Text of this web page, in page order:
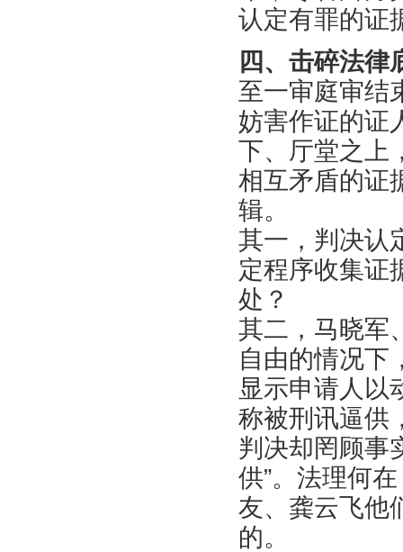
认定有罪的证
四、击碎法律
至一审庭审结
妨害作证的证
下、厅堂之上
相互矛盾的证
辑。
其一，判决认
定程序收集证
处？
其二，马晓军
自由的情况下
显示申请人以
称被刑讯逼供
判决却罔顾事
供”。法理何
友、龚云飞他
的。